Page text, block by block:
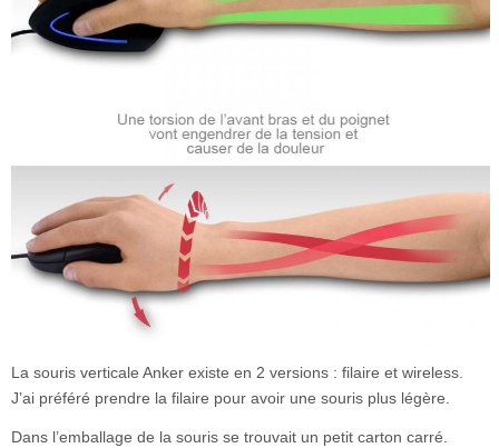
La souris verticale Anker existe en 2 versions : filaire et wireless.
J’ai préféré prendre la filaire pour avoir une souris plus légère.
Dans l’emballage de la souris se trouvait un petit carton carré.